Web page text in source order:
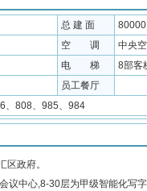
总 建 面
80000
空 调
中央
电 梯
8部客
员工餐厅
、808、985、984
政府。
中心,8-30层为甲级智能化写